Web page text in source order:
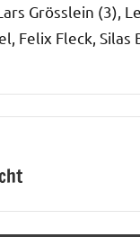
Grösslein (3),
Felix Fleck, Silas